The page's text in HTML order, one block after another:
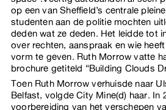
op een van Sheffield’s centrale
studenten aan de politie mochten
deden wat ze deden. Het leidde tot
over rechten, aanspraak en wie
vorm te geven. Ruth Morrow vatte
brochure getiteld “Building Clouds
Toen Ruth Morrow verhuisde naar
Belfast, volgde City Mine(d) haar. In
voorbereiding van het verschepen